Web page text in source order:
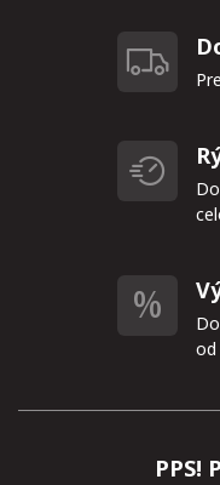
od
PPS!